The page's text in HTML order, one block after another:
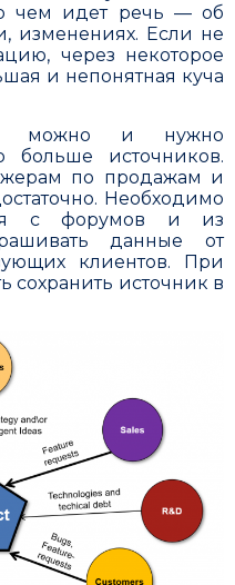
чем идет речь — об
изменениях. Если не
через некоторое
и непонятная куча
можно и нужно
больше источников.
по продажам и
Необходимо
с форумов и из
данные от
клиентов. При
сохранить источник в